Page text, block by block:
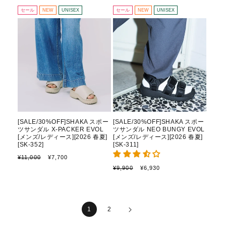
価
格
ル
価
格
格
価
格
セール NEW UNISEX
[SALE/30%OFF]SHAKA スポー
ツサンダル X-PACKER EVOL
[メンズ/レディース][2026 春夏]
[SK-352]
通
¥11,000
セ
¥7,700
セール NEW UNISEX
[SALE/30%OFF]SHAKA スポー
ツサンダル NEO BUNGY EVOL
[メンズ/レディース][2026 春夏]
[SK-311]
通
¥9,900
セ
¥6,930
1 2